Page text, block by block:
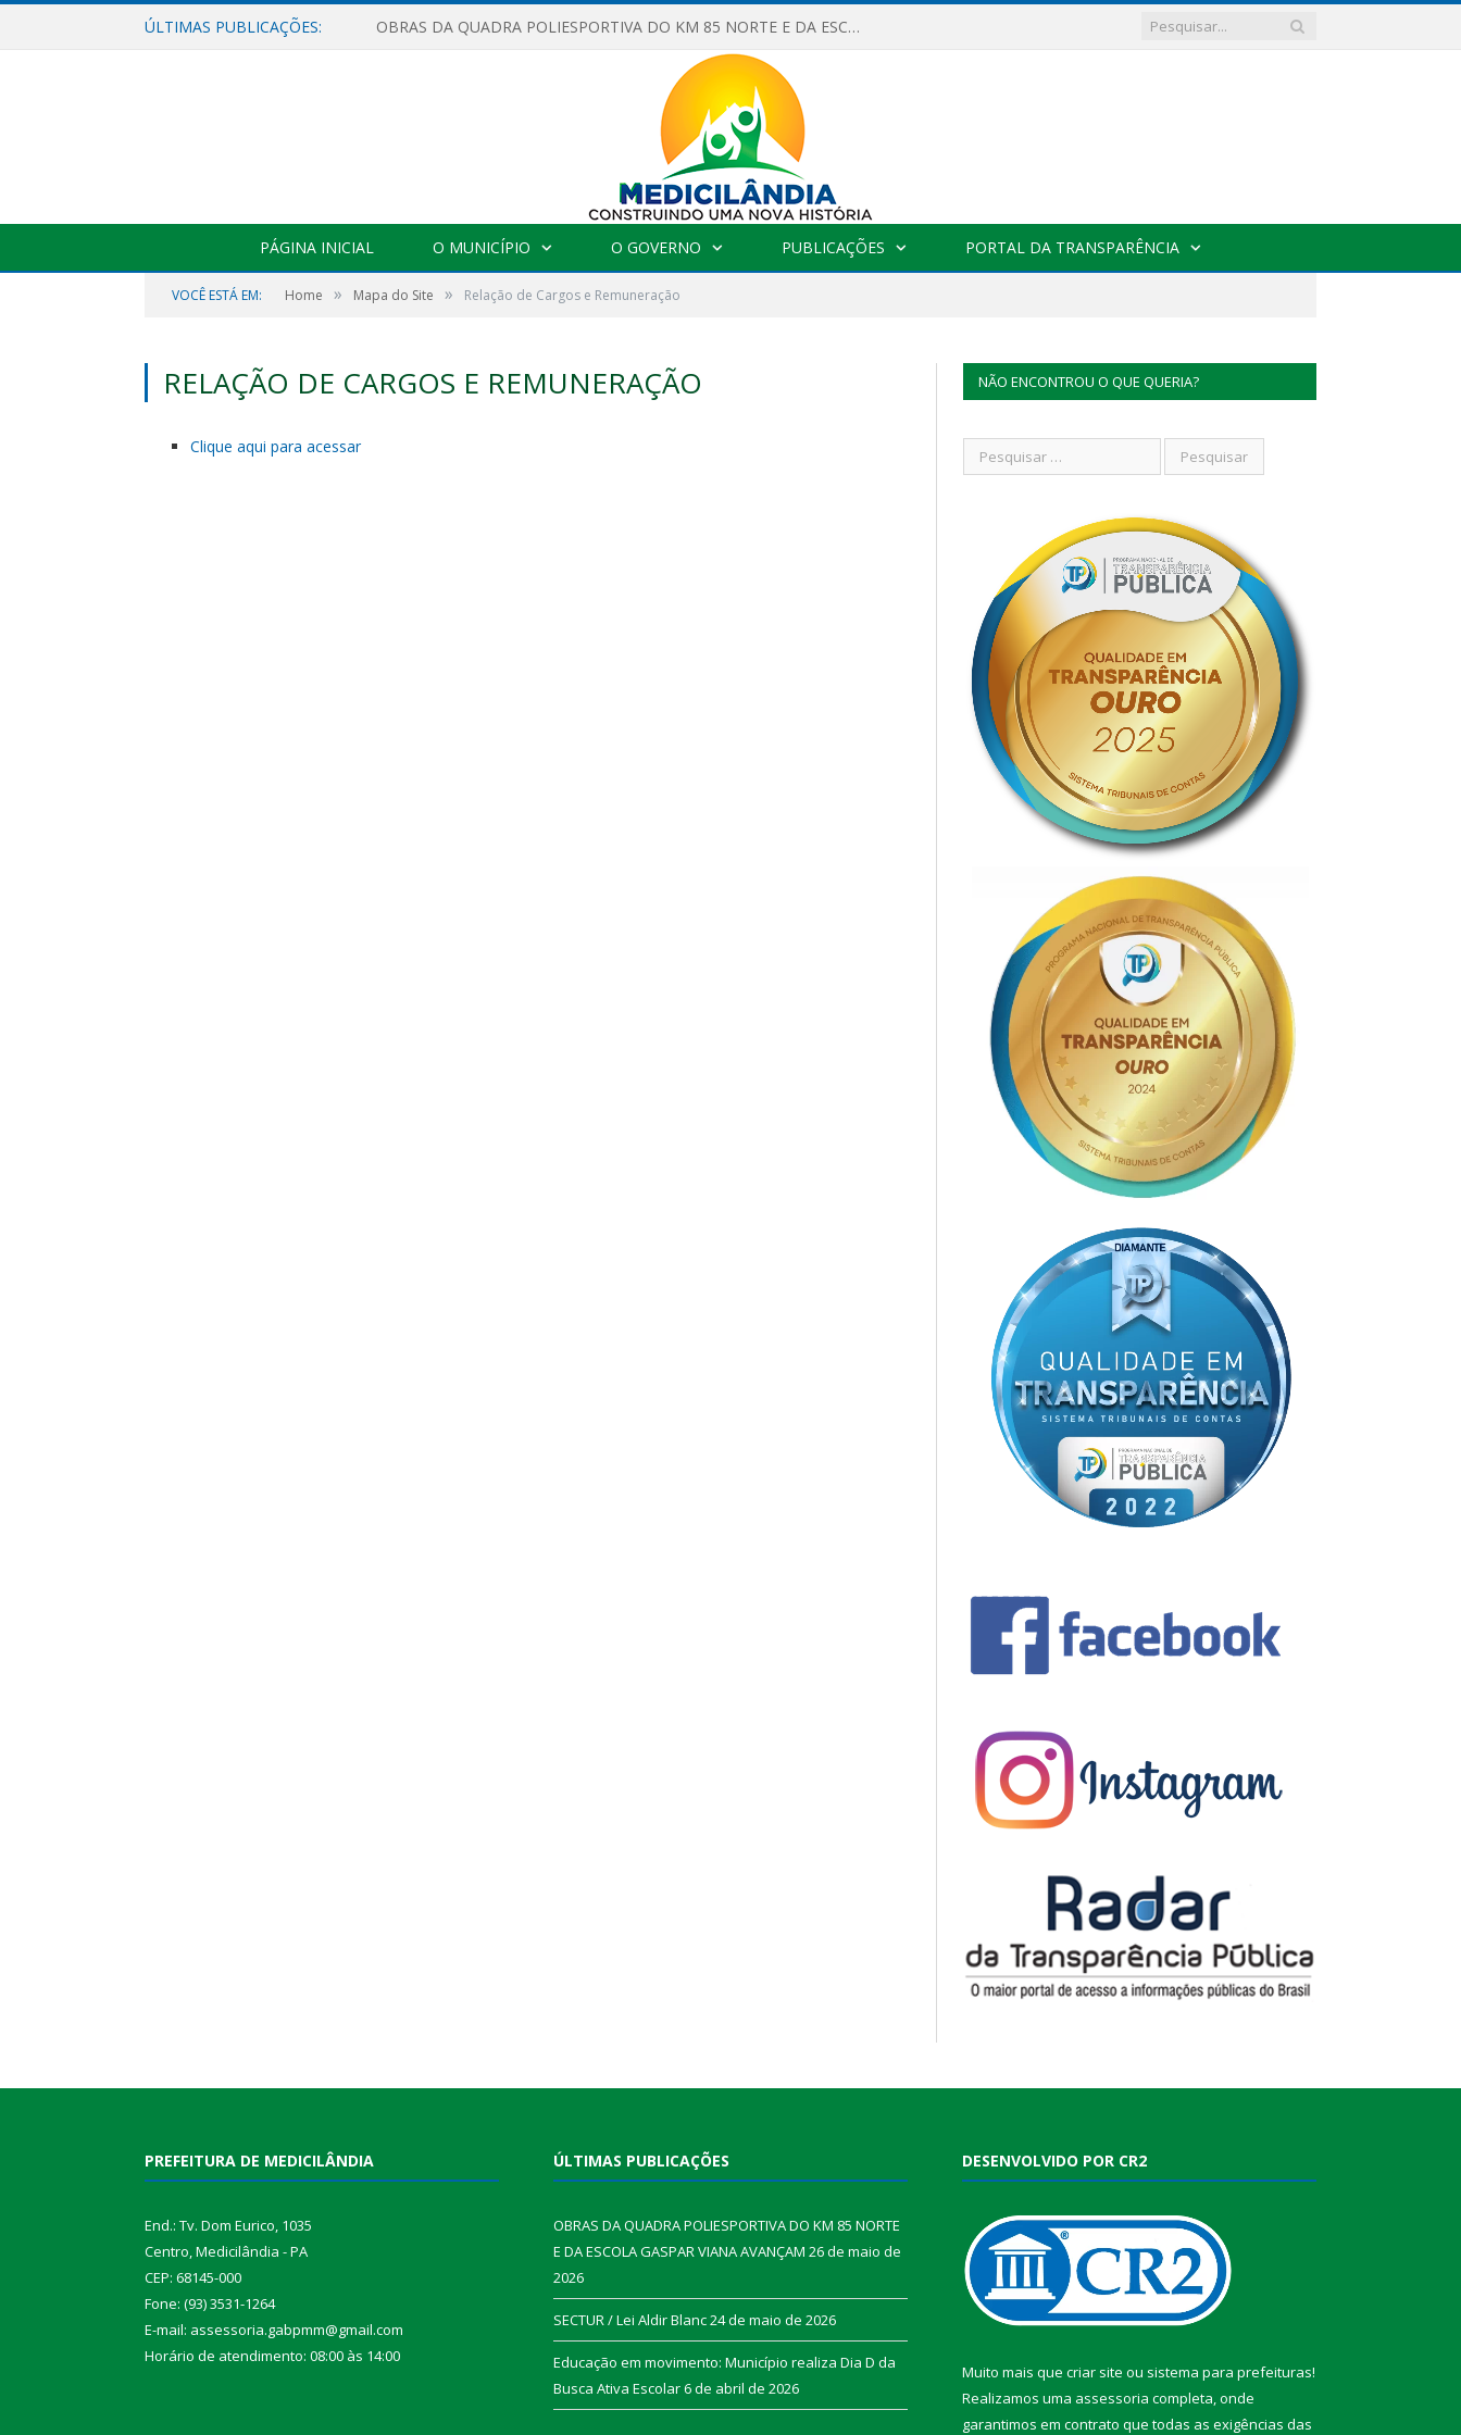
ÚLTIMAS PUBLICAÇÕES: OBRAS DA QUADRA POLIESPORTIVA DO KM 85 NORTE E DA ESCOLA GASPAR VIANA AVANÇAM
PÁGINA INICIAL O MUNICÍPIO O GOVERNO PUBLICAÇÕES PORTAL DA TRANSPARÊNCIA
VOCÊ ESTÁ EM: Home » Mapa do Site » Relação de Cargos e Remuneração
RELAÇÃO DE CARGOS E REMUNERAÇÃO
Clique aqui para acessar
NÃO ENCONTROU O QUE QUERIA?
PREFEITURA DE MEDICILÂNDIA
End.: Tv. Dom Eurico, 1035
Centro, Medicilândia - PA
CEP: 68145-000
Fone: (93) 3531-1264
E-mail: assessoria.gabpmm@gmail.com
Horário de atendimento: 08:00 às 14:00
ÚLTIMAS PUBLICAÇÕES
OBRAS DA QUADRA POLIESPORTIVA DO KM 85 NORTE
E DA ESCOLA GASPAR VIANA AVANÇAM 26 de maio de
2026
SECTUR / Lei Aldir Blanc24 de maio de 2026
Educação em movimento: Município realiza Dia D da
Busca Ativa Escolar6 de abril de 2026
DESENVOLVIDO POR CR2
Muito mais que criar site ou sistema para prefeituras!
Realizamos uma assessoria completa, onde
garantimos em contrato que todas as exigências das